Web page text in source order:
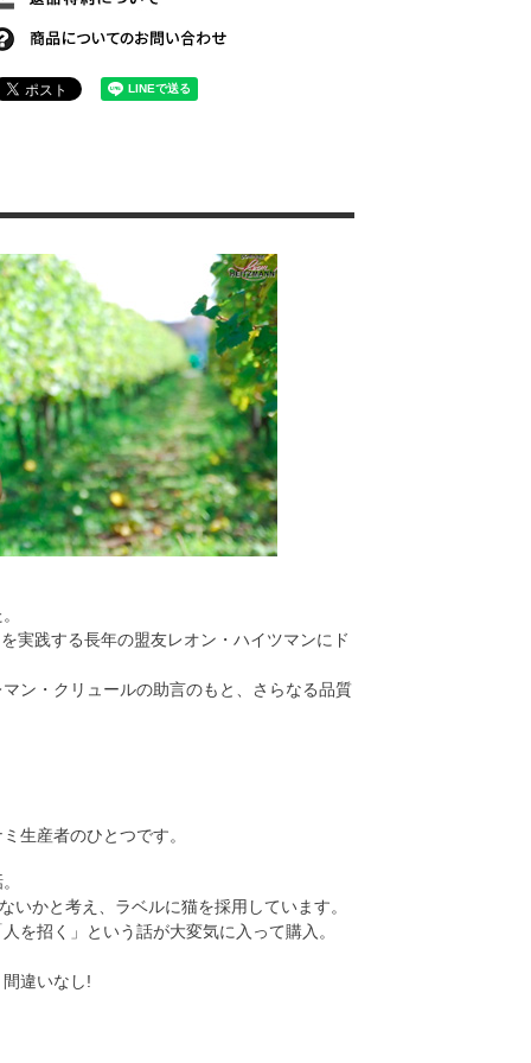
実践する長年の盟友レオン・ハイツマンにド
ン・クリュールの助言のもと、さらなる品質
生産者のひとつです。
かと考え、ラベルに猫を採用しています。
を招く」という話が大変気に入って購入。
違いなし!